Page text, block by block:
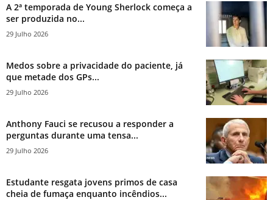
A 2ª temporada de Young Sherlock começa a
ser produzida no...
29 Julho 2026
Medos sobre a privacidade do paciente, já
que metade dos GPs...
29 Julho 2026
Anthony Fauci se recusou a responder a
perguntas durante uma tensa...
29 Julho 2026
Estudante resgata jovens primos de casa
cheia de fumaça enquanto incêndios...